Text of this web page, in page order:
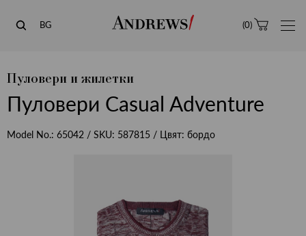
Andrews
BG (0)
Пуловери и жилетки
Пуловери Casual Adventure
Model No.: 65042 / SKU: 587815 / Цвят: бордо